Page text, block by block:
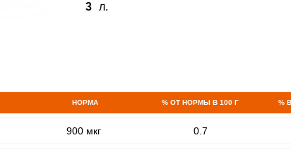
3 л.
НОРМА % ОТ НОРМЫ В 100 Г %
900 мкг 0.7